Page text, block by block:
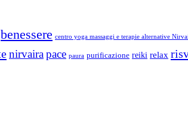
benessere centro yoga massaggi e terapie alternative
nirvairapace paura purificazione reiki relax